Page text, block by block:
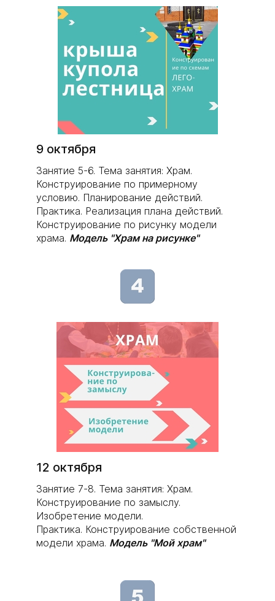
9 октября
Занятие 5-6. Тема занятия: Храм.
Конструирование по примерному
условию. Планирование действий.
Практика. Реализация плана действий.
Конструирование по рисунку модели
храма. Модель "Храм на рисунке"
12 октября
Занятие 7-8. Тема занятия: Храм.
Конструирование по замыслу.
Изобретение модели.
Практика. Конструирование собственной
модели храма. Модель "Мой храм"